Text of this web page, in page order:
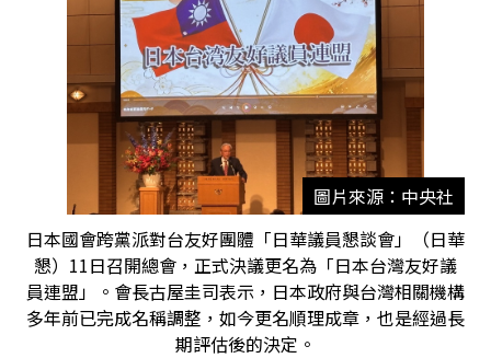
圖片來源：中央社
日本國會跨黨派對台友好團體「日華議員懇談會」（日華
懇）11日召開總會，正式決議更名為「日本台灣友好議
員連盟」。會長古屋圭司表示，日本政府與台灣相關機構
多年前已完成名稱調整，如今更名順理成章，也是經過長
期評估後的決定。